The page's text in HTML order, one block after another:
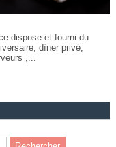
dispose et fourni du
dîner privé,
,...